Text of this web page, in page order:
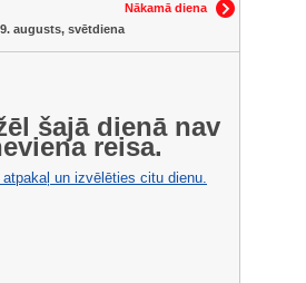
Nākamā diena
augusts, svētdiena
šajā dienā nav
reisa.
atpakaļ un izvēlēties citu dienu.